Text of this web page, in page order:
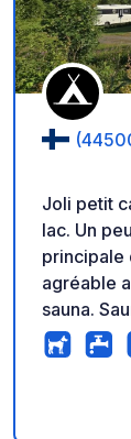
Joli petit
lac. Un
principale
agréable
sauna.
17h à 19h.